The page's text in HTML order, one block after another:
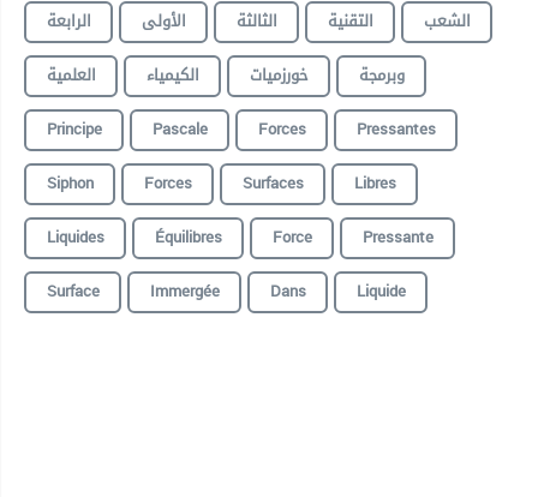
الرابعة
الأولى الثالثة التقنية
الشعب
العلمية
الكيمياء خورزميات
وبرمجة
Principe
Pascale Forces
Pressantes
Siphon
Forces Surfaces
Libres
Liquides
Équilibres Force
Pressante
Surface
Immergée Dans Liquide